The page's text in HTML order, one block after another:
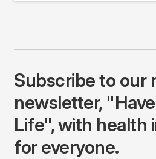
Subscribe to our
newsletter,
Life", with health
for everyone.